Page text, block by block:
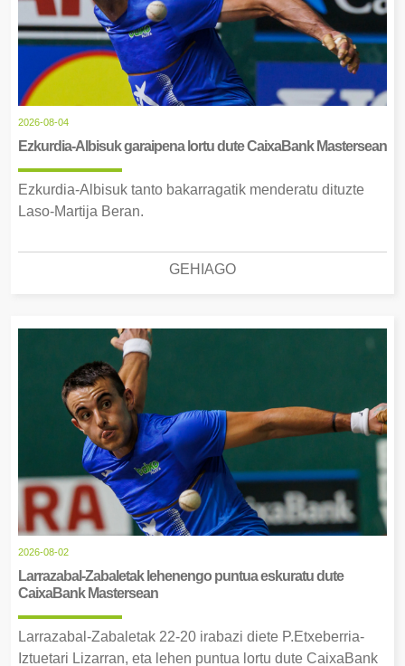
2026-08-04
Ezkurdia-Albisuk garaipena lortu dute CaixaBank Mastersean
Ezkurdia-Albisuk tanto bakarragatik menderatu dituzte
Laso-Martija Beran.
GEHIAGO
2026-08-02
Larrazabal-Zabaletak lehenengo puntua eskuratu dute
CaixaBank Mastersean
Larrazabal-Zabaletak 22-20 irabazi diete P.Etxeberria-
Iztuetari Lizarran, eta lehen puntua lortu dute CaixaBank